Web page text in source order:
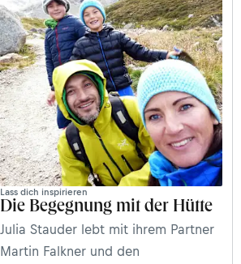
Lass dich inspirieren
Die Begegnung mit der Hütte
Julia Stauder lebt mit ihrem Partner
Martin Falkner und den